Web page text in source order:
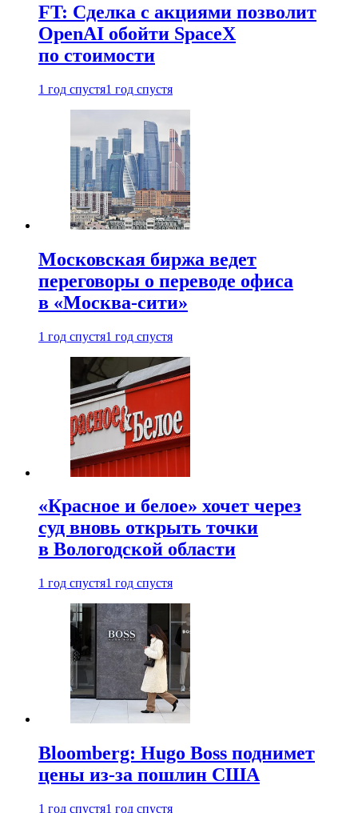
FT: Сделка с акциями позволит
OpenAI обойти SpaceX
по стоимости
1 год спустя1 год спустя
Московская биржа ведет
переговоры о переводе офиса
в «Москва-сити»
1 год спустя1 год спустя
«Красное и белое» хочет через
суд вновь открыть точки
в Вологодской области
1 год спустя1 год спустя
Bloomberg: Hugo Boss поднимет
цены из-за пошлин США
1 год спустя1 год спустя